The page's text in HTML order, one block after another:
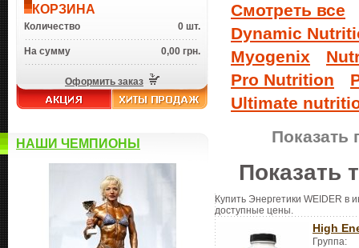
КОРЗИНА
Количество 0 шт.
На сумму 0,00 грн.
Оформить заказ
НАШИ ЧЕМПИОНЫ
Смотреть все
Dynamic
Myogenix
Pro Nutrition
Ultimate
Показать
Показать
Купить Энергетики WEIDER в
доступные цены.
High
Группа: